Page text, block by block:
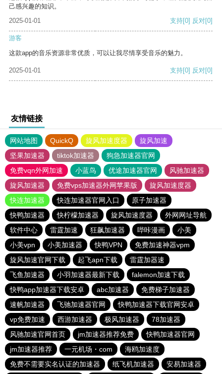
己感兴趣的知识。
2025-01-01
支持[0] 反对[0]
游客
这款app的音乐资源非常优质，可以让我尽情享受音乐的魅力。
2025-01-01 支持[0] 反对[0]
友情链接
网站地图 QuickQ 旋风加速度器
旋风加速
坚果加速器
tiktok加速器
狗急加速器官网
免费vqn外网加速
小蓝鸟 优途加速器官网
风驰加速器
旋风加速器
免费vps加速器外网苹果版
旋风加速度器
快连加速器
快连加速器官网入口
原子加速器
快鸭加速器
快柠檬加速器 旋风加速度器
外网网址导航
软件中心
雷霆加速 狂飙加速器 哔咔漫画
小美
小美vpn
小美加速器 快鸭VPN
免费加速神器vpm
旋风加速官网下载
起飞apn下载
雷霆加器速
飞鱼加速器
小羽加速器最新下载
falemon加速下载
快鸭app加速器下载安卓
abc加速器
免费梯子加速器
速帆加速器
飞驰加速器官网
快鸭加速器下载官网安卓
vp免费加速
西游加速器 极风加速器
78加速器
风驰加速官网首页
jm加速器推荐免费
快鸭加速器官网
jm加速器推荐
一元机场・com
海鸥加速度
免费不需要实名认证的加速器
纸飞机加速器 安易加速器